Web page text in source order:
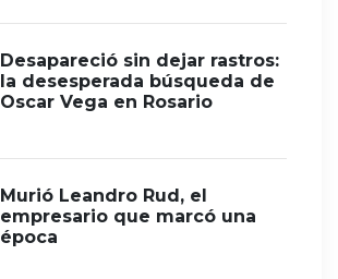
Desapareció sin dejar rastros:
la desesperada búsqueda de
Oscar Vega en Rosario
Murió Leandro Rud, el
empresario que marcó una
época